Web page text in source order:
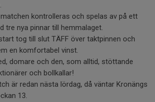
kontrolleras och spelas av på ett
tre nya pinnar till hemmalaget.
tog till slut TÄFF över taktpinnen och
en komfortabel vinst.
domare och den, som alltid, stöttande
och bollkallar!
är redan nästa lördag, då väntar Kronängs
13.